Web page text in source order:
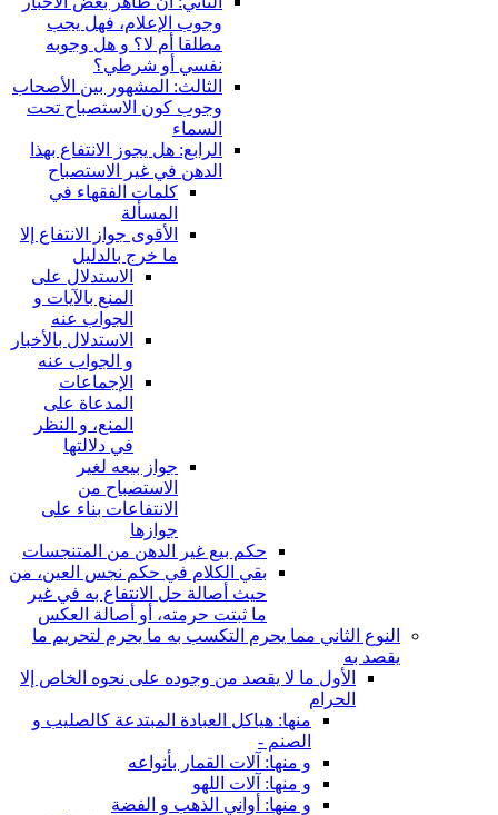
وجوب الإعلام، فهل يجب
مطلقا أم لا؟ و هل وجوبه
نفسي أو شرطي؟
الثالث: المشهور بين الأصحاب
وجوب كون الاستصباح تحت
السماء
الرابع: هل يجوز الانتفاع بهذا
الدهن في غير الاستصباح
كلمات الفقهاء في
المسألة
الأقوى جواز الانتفاع إلا
ما خرج بالدليل
الاستدلال على
المنع بالآيات و
الجواب عنه
الاستدلال بالأخبار
و الجواب عنه
الإجماعات
المدعاة على
المنع، و النظر
في دلالتها
جواز بيعه لغير
الاستصباح من
الانتفاعات بناء على
جوازها
حكم بيع غير الدهن من المتنجسات
بقي الكلام في حكم نجس العين، من
حيث أصالة حل الانتفاع به في غير
ما ثبتت حرمته، أو أصالة العكس
النوع الثاني مما يحرم التكسب به ما يحرم لتحريم ما
يقصد به
الأول ما لا يقصد من وجوده على نحوه الخاص إلا
الحرام
منها: هياكل العبادة المبتدعة كالصليب و
الصنم -
و منها: آلات القمار بأنواعه
و منها: آلات اللهو
و منها: أواني الذهب و الفضة